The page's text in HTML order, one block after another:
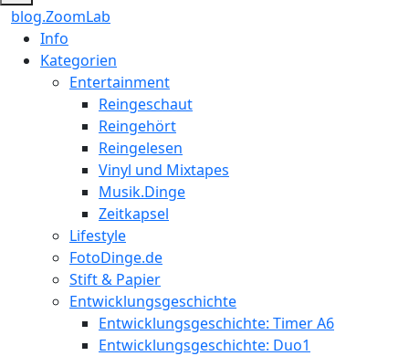
blog.ZoomLab
ZoomLab
//
Info
Kategorien
Entertainment
Reingeschaut
Reingehört
Reingelesen
Vinyl und Mixtapes
Musik.Dinge
Zeitkapsel
Lifestyle
FotoDinge.de
Stift & Papier
Entwicklungsgeschichte
Entwicklungsgeschichte: Timer A6
Entwicklungsgeschichte: Duo1